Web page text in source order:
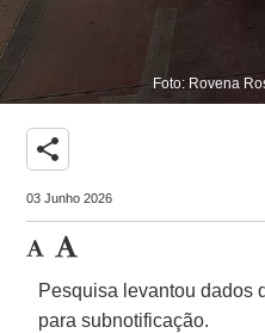
Foto: Rovena
share
03 Junho 2026
Pesquisa levantou dados
para subnotificação.